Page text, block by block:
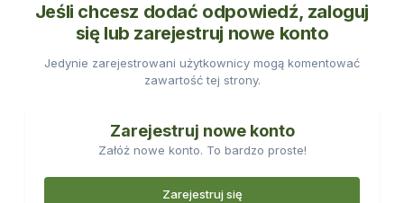
Jeśli chcesz dodać odpowiedź, zaloguj
się lub zarejestruj nowe konto
Jedynie zarejestrowani użytkownicy mogą komentować
zawartość tej strony.
Zarejestruj nowe konto
Załóż nowe konto. To bardzo proste!
Zarejestruj się